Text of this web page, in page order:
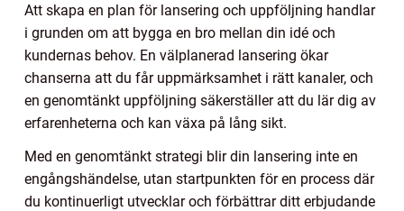
Att skapa en plan för lansering och uppföljning handlar
i grunden om att bygga en bro mellan din idé och
kundernas behov. En välplanerad lansering ökar
chanserna att du får uppmärksamhet i rätt kanaler, och
en genomtänkt uppföljning säkerställer att du lär dig av
erfarenheterna och kan växa på lång sikt.
Med en genomtänkt strategi blir din lansering inte en
engångshändelse, utan startpunkten för en process där
du kontinuerligt utvecklar och förbättrar ditt erbjudande